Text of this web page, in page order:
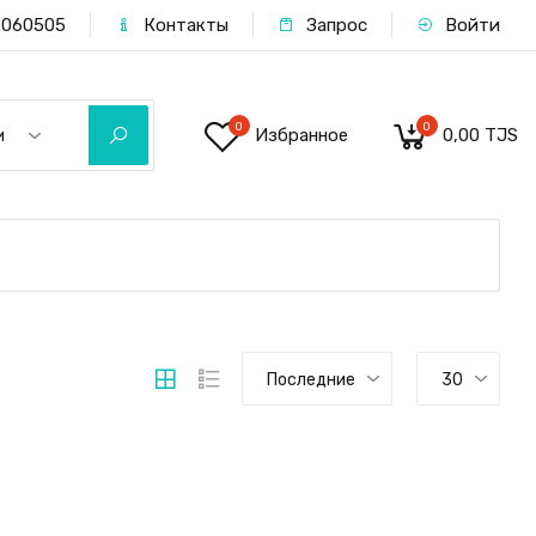
Контакты Запрос Войти
0 Избранное 0 0,00 TJS
Последние 30